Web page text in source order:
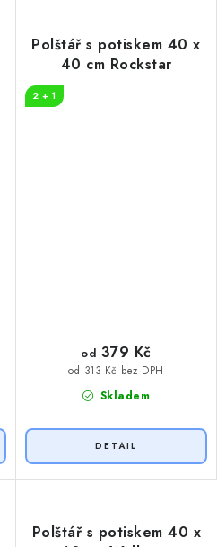
Polštář s potiskem 40 x
40 cm Rockstar
2 + 1
Skladem
od 313 Kč bez DPH
od 379 Kč
Polštář s potiskem 40 x